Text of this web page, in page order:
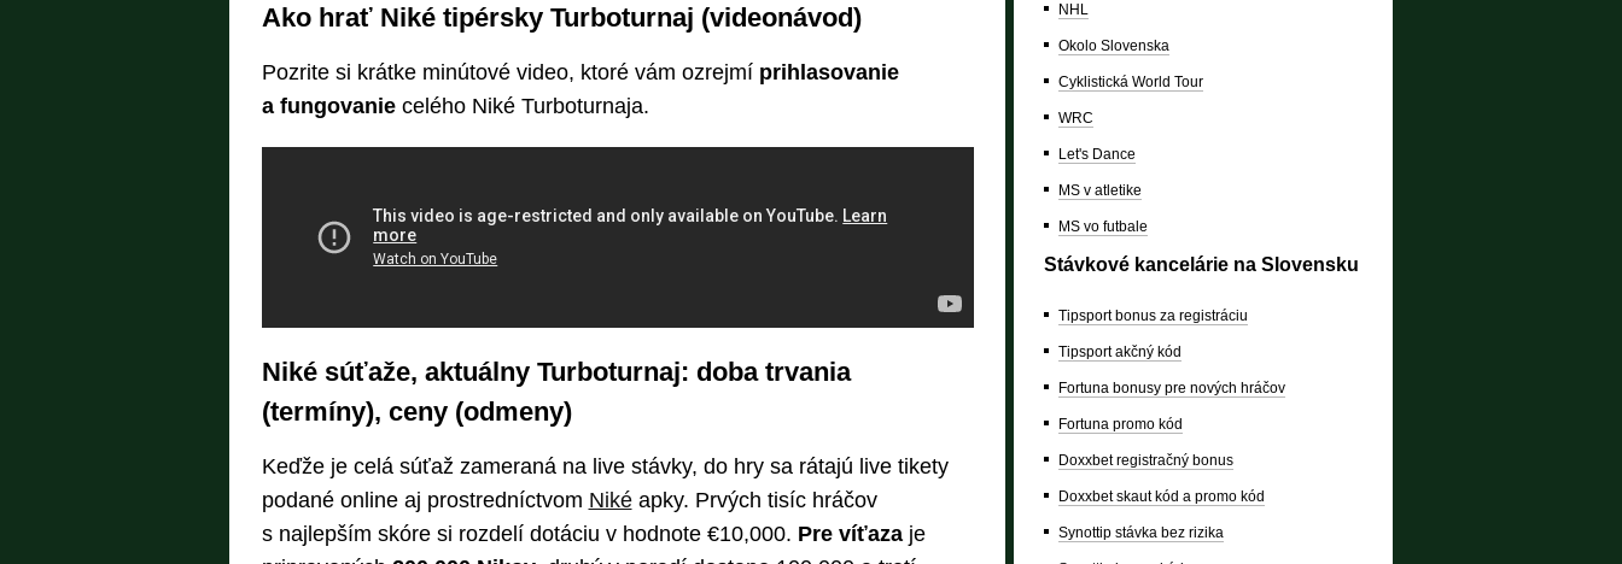
Ako hrať Niké tipérsky Turboturnaj (videonávod)
Pozrite si krátke minútové video, ktoré vám ozrejmí prihlasovanie
a fungovaniecelého Niké Turboturnaja.
Niké súťaže, aktuálny Turboturnaj: doba trvania
(termíny), ceny (odmeny)
Keďže je celá súťaž zameraná na live stávky, do hry sa rátajú live tikety
podané online aj prostredníctvom Nikéapky. Prvých tisíc hráčov
s najlepším skóre si rozdelí dotáciu v hodnote €10,000. Pre víťazaje
NHL
Okolo Slovenska
Cyklistická World Tour
WRC
Let's Dance
MS v atletike
MS vo futbale
Stávkové kancelárie na Slovensku
Tipsport bonus za registráciu
Tipsport akčný kód
Fortuna bonusy pre nových hráčov
Fortuna promo kód
Doxxbet registračný bonus
Doxxbet skaut kód a promo kód
Synottip stávka bez rizika